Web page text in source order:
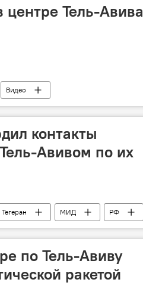
Тель-Авива
Видео
контакты
Авивом по их
Тегеран МИД РФ
по Тель-Авиву
ракетой